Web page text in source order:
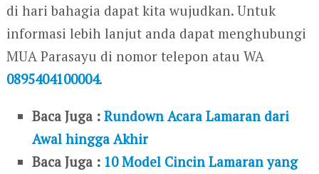
di hari bahagia dapat kita wujudkan. Untuk
informasi lebih lanjut anda dapat menghubungi
MUA Parasayu di nomor telepon atau WA
0895404100004.
Baca Juga :Rundown Acara Lamaran dari
Awal hingga Akhir
Baca Juga : 10 Model Cincin Lamaran yang